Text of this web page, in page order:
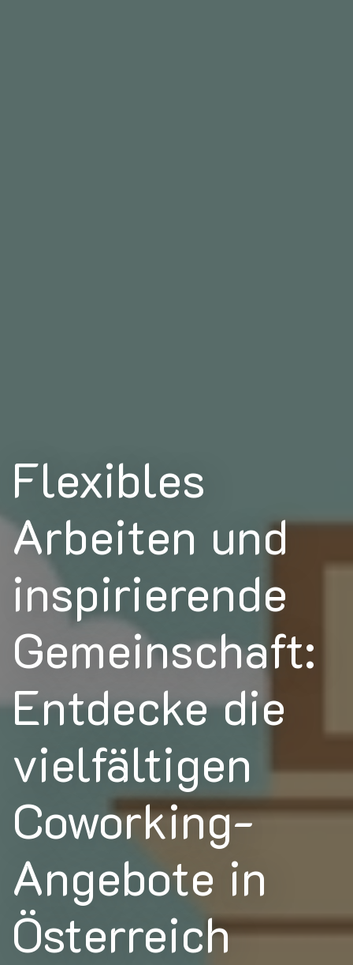
Flexibles
Arbeiten und
inspirierende
Gemeinschaft:
Entdecke die
vielfältigen
Coworking-
Angebote in
Österreich